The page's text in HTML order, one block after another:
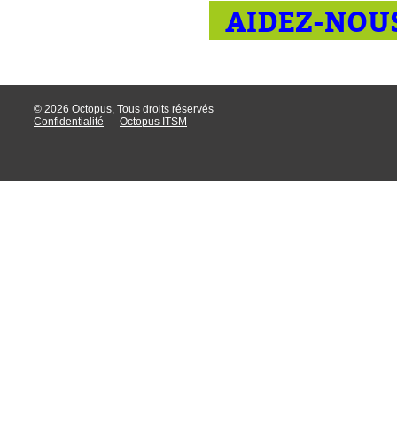
AIDEZ-
© 2026 Octopus, Tous droits réservés
Confidentialité
Octopus ITSM